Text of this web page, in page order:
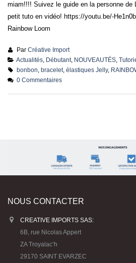
miam!!!! Suivez le guide en la personne de
petit tuto en vidéo! https://youtu.be/-
Rainbow Loom
Par Créative Import
Actualités, Débutant, NOUVEAUTÉS,
bonbon bracelet, élastiques Jelly,
0 Commentaires
NOUS CONTACTER
CREATIVE IMPORTS SAS:
6B, rue Nicolas Appert
ZA Troyalac’h
29170 SAINT EVARZEC